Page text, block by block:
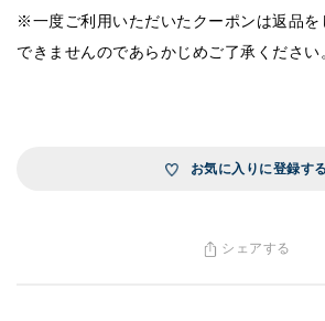
※一度ご利用いただいたクーポンは返品を
できませんのであらかじめご了承ください
お気に入りに登録する
シェアする